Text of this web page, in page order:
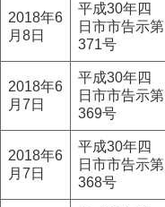
2018年6
月8日
平成30年四
日市市告示第
371号
2018年6
月7日
平成30年四
日市市告示第
369号
2018年6
月7日
平成30年四
日市市告示第
368号